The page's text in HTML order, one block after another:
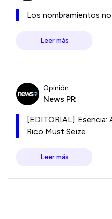
Los nombramientos
Leer más
Opinión
News PR
[EDITORIAL]
Rico Must Seize
Leer más